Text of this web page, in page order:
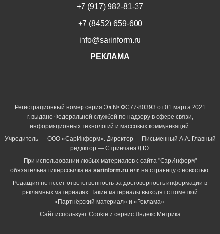
+7 (917) 982-81-37
+7 (8452) 659-600
info@sarinform.ru
РЕКЛАМА
Регистрационный номер серия Эл № ФС77-80393 от 01 марта 2021
г. выдано Федеральной службой по надзору в сфере связи,
информационных технологий и массовых коммуникаций.
Учредитель — ООО «СарИнформ». Директор — Письменный А.А. Главный
редактор — Спринчанэ Д.Ю.
При использовании любых материалов с сайта "СарИнформ"
обязательна гиперссылка на sarinform.ru или на страницу с новостью.
Редакция не несет ответственность за достоверность информации в
рекламных материалах. Такие материалы выходят с пометкой
«Партнёрский материал» и «Реклама».
Сайт использует Cookie и сервиc Яндекс.Метрика